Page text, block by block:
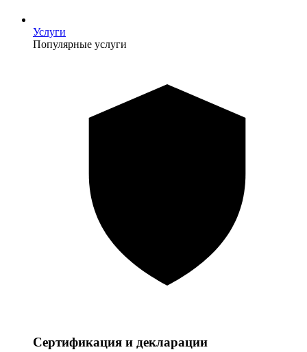
Услуги
Популярные услуги
Сертификация и декларации